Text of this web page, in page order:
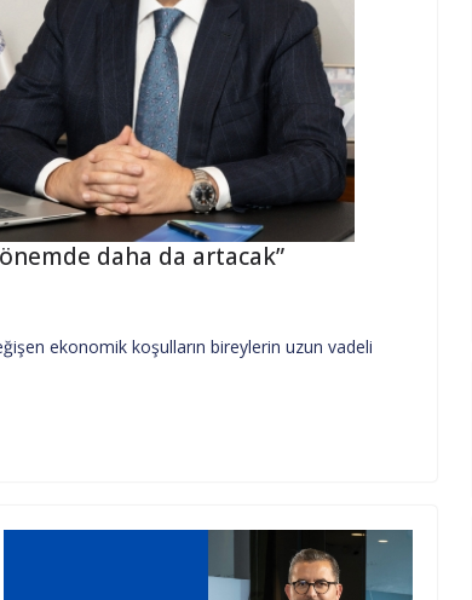
daha da artacak”
ekonomik koşulların bireylerin uzun vadeli